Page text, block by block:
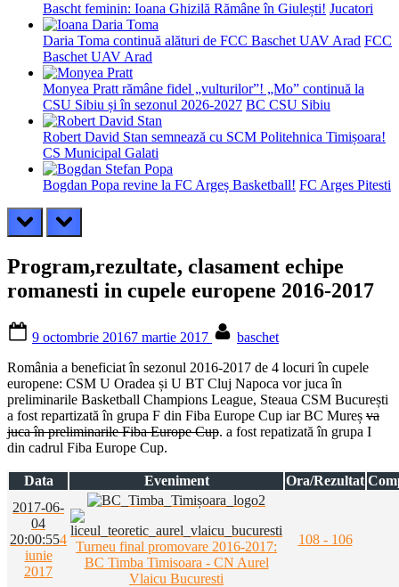
Bascht feminin: Ioana Ghizilă Rămâne în Giulești! Jucatori
Daria Toma continuă alături de FCC Baschet UAV Arad FCC
Baschet UAV Arad
Monyea Pratt rămâne fidel „vulturilor”! „Mo” continuă la
CSU Sibiu și în sezonul 2026-2027 BC CSU Sibiu
Robert David Stan semnează cu SCM Politehnica Timișoara!
CS Municipal Galati
Bogdan Popa revine la FC Argeș Basketball! FC Arges Pitesti
prev next
Program,rezultate, clasament echipe
romanesti in cupele europene 2016-2017
on
9 octombrie 20167 martie 2017
baschet
România a beneficiat în sezonul 2016-2017 de 4 locuri în cupele
europene: CSM U Oradea și U BT Cluj Napoca vor juca în
preliminarile Basketball Champions League, Steaua CSM București
a fost repartizată în grupa F din Fiba Europe Cup iar BC Mureș va
juca în preliminarile Fiba Europe Cup. a fost repatizată în grupa I
din cadrul Fiba Europe Cup.
Data Eveniment Ora/Rezultat
2017-06-
04
20:00:554
iunie
2017
Turneu final promovare 2016-2017:
BC Timba Timisoara - CN Aurel
Vlaicu Bucuresti
108 - 106